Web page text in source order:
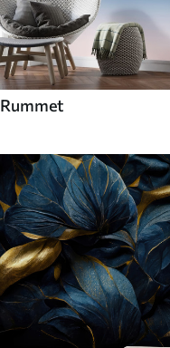
Rummet